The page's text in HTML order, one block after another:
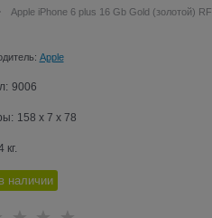
Apple iPhone 6 plus 16 Gb Gold (золотой)
Apple
9006
158 x 7 x 78
кг.
наличии